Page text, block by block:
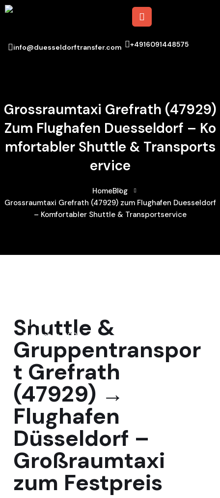
info@duesseldorftransfer.com +4916091448575
Grossraumtaxi Grefrath (47929)
Zum Flughafen Duesseldorf – Ko
Mfortabler Shuttle & Transports
Ervice
HomeBlog
Grossraumtaxi Grefrath (47929) zum Flughafen Duesseldorf
– Komfortabler Shuttle & Transportservice
15
Dezember, 2025
Shuttle &
Gruppentranspor
t Grefrath
(47929) →
Flughafen
Düsseldorf –
Großraumtaxi
zum Festpreis